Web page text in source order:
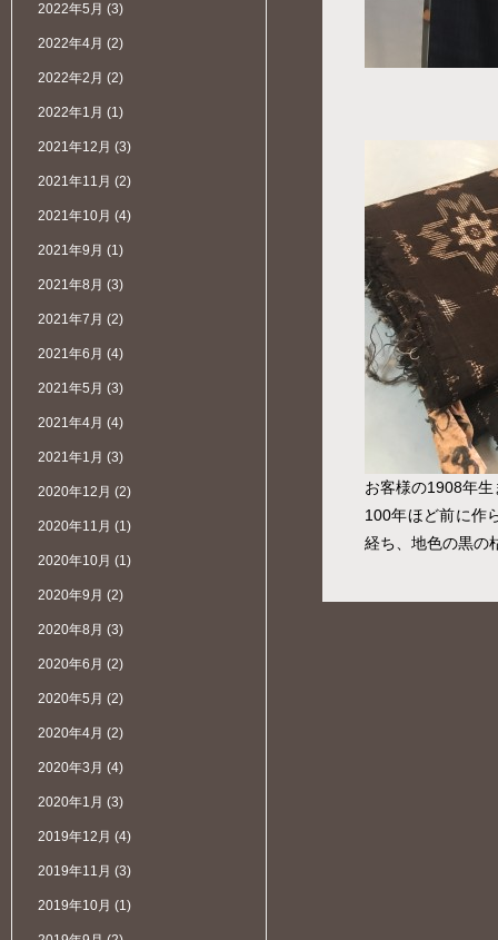
2022年5月 (3)
2022年4月 (2)
2022年2月 (2)
2022年1月 (1)
2021年12月 (3)
2021年11月 (2)
2021年10月 (4)
2021年9月 (1)
2021年8月 (3)
2021年7月 (2)
2021年6月 (4)
2021年5月 (3)
2021年4月 (4)
2021年1月 (3)
2020年12月 (2)
2020年11月 (1)
2020年10月 (1)
2020年9月 (2)
2020年8月 (3)
2020年6月 (2)
2020年5月 (2)
2020年4月 (2)
2020年3月 (4)
2020年1月 (3)
2019年12月 (4)
2019年11月 (3)
2019年10月 (1)
お客様の1908年
100年ほど前に作
経ち、地色の黒の